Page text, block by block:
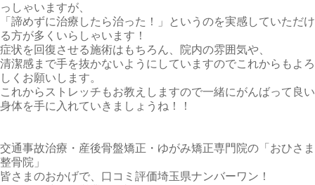
っしゃいますが、
「諦めずに治療したら治った！」というのを実感していただけ
る方が多くいらしゃいます！
症状を回復させる施術はもちろん、院内の雰囲気や、
清潔感まで手を抜かないようにしていますのでこれからもよろ
しくお願いします。
これからストレッチもお教えしますので一緒にがんばって良い
身体を手に入れていきましょうね！！
交通事故治療・産後骨盤矯正・ゆがみ矯正専門院の「おひさま
整骨院」
皆さまのおかげで、口コミ評価埼玉県ナンバーワン！